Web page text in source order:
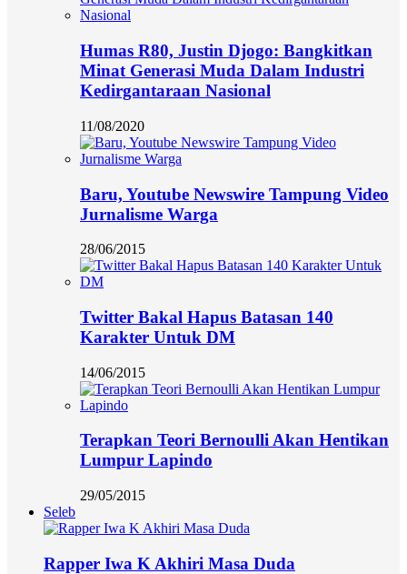
Humas R80, Justin Djogo: Bangkitkan
Minat Generasi Muda Dalam Industri
Kedirgantaraan Nasional
11/08/2020
Baru, Youtube Newswire Tampung Video
Jurnalisme Warga
28/06/2015
Twitter Bakal Hapus Batasan 140
Karakter Untuk DM
14/06/2015
Terapkan Teori Bernoulli Akan Hentikan
Lumpur Lapindo
29/05/2015
Seleb
Rapper Iwa K Akhiri Masa Duda